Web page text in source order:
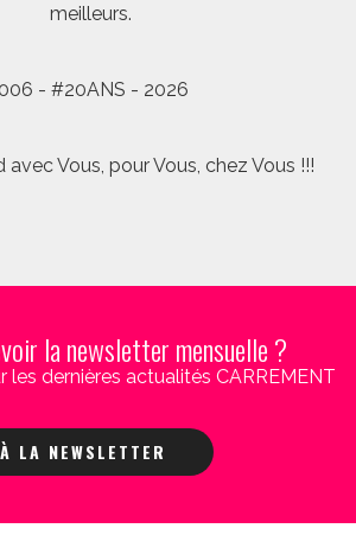
meilleurs.
- #20ANS - 2026
avec Vous, pour Vous, chez Vous !!!
la newsletter mensuelle ?
les dernières actualités CARREMENT
LA NEWSLETTER